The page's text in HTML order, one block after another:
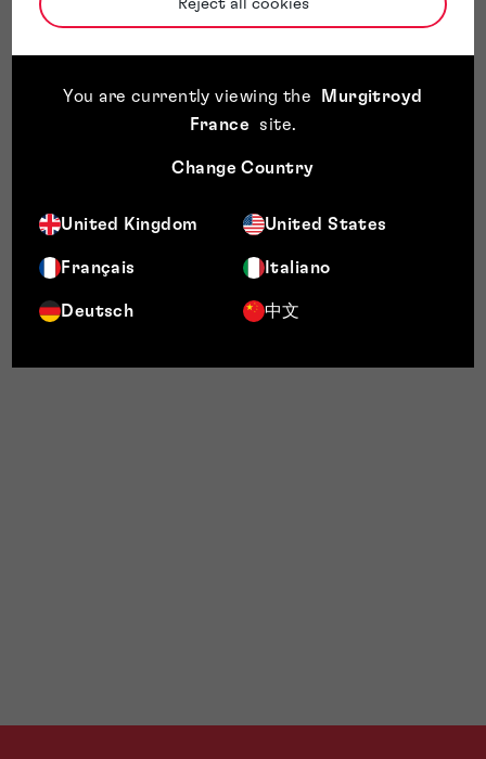
Reject all cookies
You are currently viewing the
Murgitroyd
France
site.
Change Country
United Kingdom United States
Français Italiano
Deutsch 中文